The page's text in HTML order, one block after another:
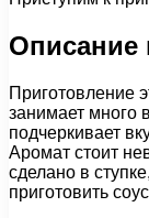
Описание
Приготовление
занимает много
подчеркивает
Аромат стоит
сделано в
приготовить